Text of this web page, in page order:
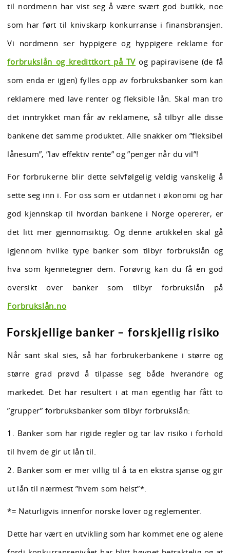
til nordmenn har vist seg å være svært god butikk, noe
som har ført til knivskarp konkurranse i finansbransjen.
Vi nordmenn ser hyppigere og hyppigere reklame for
forbrukslån og kredittkort på TV og papiravisene (de få
som enda er igjen) fylles opp av forbruksbanker som kan
reklamere med lave renter og fleksible lån. Skal man tro
det inntrykket man får av reklamene, så tilbyr alle disse
bankene det samme produktet. Alle snakker om ”fleksibel
lånesum”, ”lav effektiv rente” og ”penger når du vil”!
For forbrukerne blir dette selvfølgelig veldig vanskelig å
sette seg inn i. For oss som er utdannet i økonomi og har
god kjennskap til hvordan bankene i Norge opererer, er
det litt mer gjennomsiktig. Og denne artikkelen skal gå
igjennom hvilke type banker som tilbyr forbrukslån og
hva som kjennetegner dem. Forøvrig kan du få en god
oversikt over banker som tilbyr forbrukslån på
Forbrukslån.no
Forskjellige banker – forskjellig risiko
Når sant skal sies, så har forbrukerbankene i større og
større grad prøvd å tilpasse seg både hverandre og
markedet. Det har resultert i at man egentlig har fått to
”grupper” forbruksbanker som tilbyr forbrukslån:
1. Banker som har rigide regler og tar lav risiko i forhold
til hvem de gir ut lån til.
2. Banker som er mer villig til å ta en ekstra sjanse og gir
ut lån til nærmest ”hvem som helst”*.
*= Naturligvis innenfor norske lover og reglementer.
Dette har vært en utvikling som har kommet ene og alene